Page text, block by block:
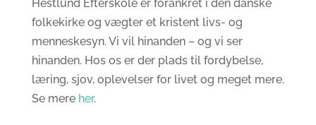
Hestlund Efterskole er forankret i den danske
folkekirke og vægter et kristent livs- og
menneskesyn. Vi vil hinanden – og vi ser
hinanden. Hos os er der plads til fordybelse,
læring, sjov, oplevelser for livet og meget mere.
Se mere her.